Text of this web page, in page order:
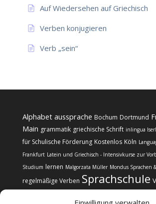
Auf Wiedersehen auf Griechisch
Verben konjugieren
Verb „sein“
Alphabet aussprache Bochum Dortmund
Main grammatik griechische Schrift inlingua
für Schulische Förderung Kostenlos Köln
Frankfurt Latein und Griechisch - Intensivkurse zur
Studium lernen Malgorzata Müller Mondus Sprachen
regelmäßige Verben Sprachschule